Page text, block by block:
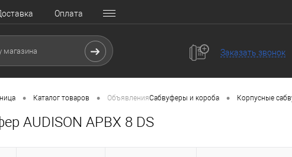
Оплата
Заказать звонок
• Каталог товаров • ОбъявленияСабвуферы и короба • Корпусные
AUDISON APBX 8 DS